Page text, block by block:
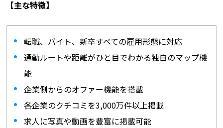
【主な特徴】
転職、バイト、新卒すべての雇用形態に対応
通勤ルートや距離がひと目でわかる独自のマップ機
能
企業側からのオファー機能を搭載
各企業のクチコミを3,000万件以上掲載
求人に写真や動画を豊富に掲載可能